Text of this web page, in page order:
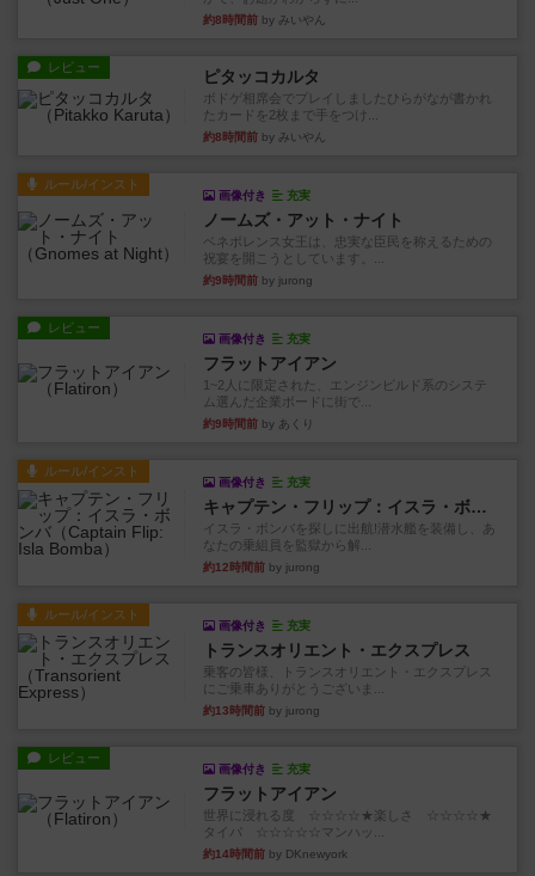
約8時間前 by みいやん
レビュー ピタッコカルタ
ボドゲ相席会でプレイしましたひらがなが書かれ
たカードを2枚まで手をつけ...
約8時間前 by みいやん
ルール/インスト
画像付き 充実
ノームズ・アット・ナイト
ベネボレンス女王は、忠実な臣民を称えるための
祝宴を開こうとしています。...
約9時間前 by jurong
レビュー
画像付き 充実
フラットアイアン
1~2人に限定された、エンジンビルド系のシステ
ム選んだ企業ボードに街で...
約9時間前 by あくり
ルール/インスト
画像付き 充実
キャプテン・フリップ：イスラ・ボンバ
イスラ・ボンバを探しに出航!潜水艦を装備し、あ
なたの乗組員を監獄から解...
約12時間前 by jurong
ルール/インスト
画像付き 充実
トランスオリエント・エクスプレス
乗客の皆様、トランスオリエント・エクスプレス
にご乗車ありがとうございま...
約13時間前 by jurong
レビュー
画像付き 充実
フラットアイアン
世界に浸れる度 ☆☆☆☆★楽しさ ☆☆☆☆★
タイパ ☆☆☆☆☆マンハッ...
約14時間前 by DKnewyork